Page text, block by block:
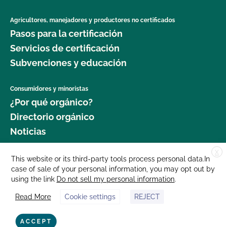
Agricultores, manejadores y productores no certificados
Pasos para la certificación
Servicios de certificación
Subvenciones y educación
Consumidores y minoristas
¿Por qué orgánico?
Directorio orgánico
Noticias
Donar
Carreras profesionales
Sala de prensa
Contáctenos
877 Cedar Street, Suite 248, Santa Cruz, CA 95060 © 2025 CCOF.org
X
This website or its third-party tools process personal data.In
case of sale of your personal information, you may opt out by
using the link Do not sell my personal information.
Read More Cookie settings REJECT
ACCEPT